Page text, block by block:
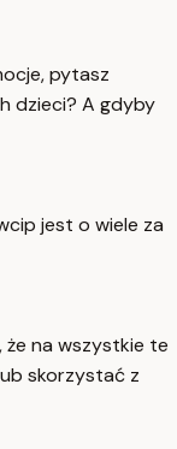
pytasz
dzieci? A gdyby
jest o wiele za
że na wszystkie te
skorzystać z